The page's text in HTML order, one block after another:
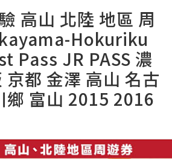
高山 北陸 地區 周
Hokuriku
Pass JR PASS 濃
京都 金澤 高山 名古
鄉 富山 2015 2016